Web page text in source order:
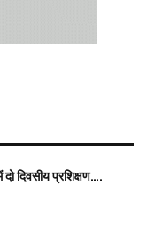
दिवसीय प्रशिक्षण….